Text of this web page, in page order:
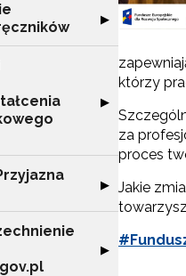
Rozwiń sekcję
▶
Rozwiń sekcję
▶
Rozwiń sekcję
▶
Rozwiń sekcję
▶
którzy
za
proces
Jakie